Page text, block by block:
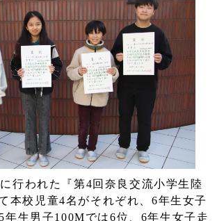
行われた『第4回奈良交流小学生陸
本校児童4名がそれぞれ、6年生女子
年生男子100Mでは6位、6年生女子走